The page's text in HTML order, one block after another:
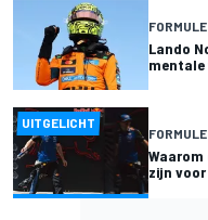
FORMULE
Lando
mentale
UITGELICHT
FORMULE
Waarom
zijn